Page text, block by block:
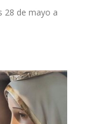
28 de mayo a